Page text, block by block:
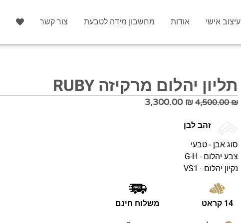
עיצוב אישי אודות מחשבון מידה לטבעת צור קשר
תליון יהלום מרקיזה RUBY
4,500.00₪
3,300.00 ₪
זהב לבן
סוג אבן - טבעי
צבע יהלום - G-H
נקיון יהלום - VS1
14 קראט משלוח חינם